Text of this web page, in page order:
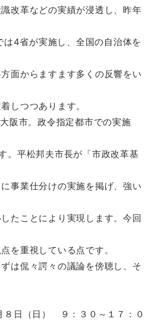
改革などの実績が浸透し、昨年
4省が実施し、全国の自治体を
面からますます多くの反響をい
しつつあります。
阪市。政令指定都市での実施
。平松邦夫市長が「市政改革基
事業仕分けの実施を掲げ、強い
たことにより実現します。今回
を重視している点です。
は侃々諤々の議論を傍聴し、そ
８日（日） ９：３０～１７：０